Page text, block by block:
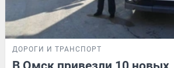
ДОРОГИ И ТРАНСПОРТ